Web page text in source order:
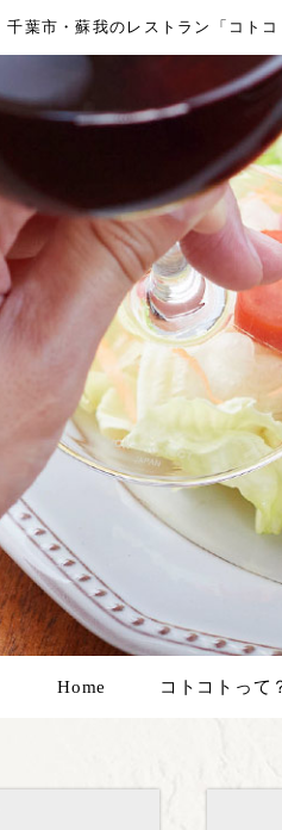
千葉市・蘇我のレストラン「コト
Home コトコトって